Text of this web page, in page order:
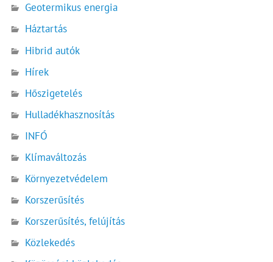
Geotermikus energia
Háztartás
Hibrid autók
Hírek
Hőszigetelés
Hulladékhasznosítás
INFÓ
Klímaváltozás
Környezetvédelem
Korszerűsítés
Korszerűsítés, felújítás
Közlekedés